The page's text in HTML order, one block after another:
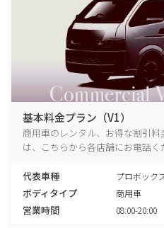
基本料金プラン（V1）
商用車のレンタル、お得な割引
は、こちらから各店舗にお電話く
代表車種 プロボック
ボディタイプ 商用車
営業時間 08:00-20:00